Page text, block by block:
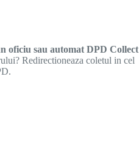
oficiu sau automat DPD Collect
Redirectioneaza coletul in cel